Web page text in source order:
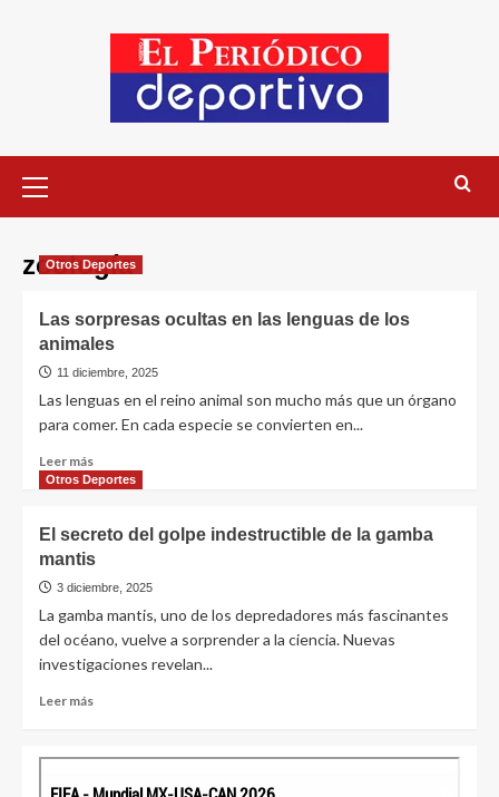
zoología
Otros Deportes
Las sorpresas ocultas en las lenguas de los
animales
11 diciembre, 2025
Las lenguas en el reino animal son mucho más que un órgano
para comer. En cada especie se convierten en...
Leer más
Otros Deportes
El secreto del golpe indestructible de la gamba
mantis
3 diciembre, 2025
La gamba mantis, uno de los depredadores más fascinantes
del océano, vuelve a sorprender a la ciencia. Nuevas
investigaciones revelan...
Leer más